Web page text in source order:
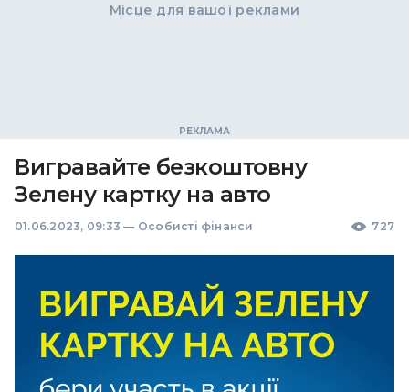
Місце для вашої реклами
Вигравайте безкоштовну
Зелену картку на авто
01.06.2023, 09:33 — Особисті фінанси 727